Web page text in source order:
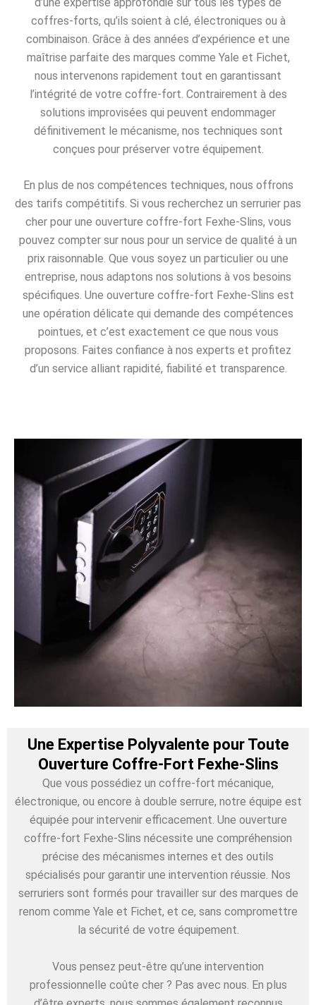
coffres-forts, qu’ils soient à clé, électroniques ou à
combinaison. Grâce à des années d’expérience et une
maîtrise parfaite des marques comme Yale et Fichet,
nous intervenons rapidement tout en garantissant
l’intégrité de votre coffre-fort. Contrairement à des
solutions improvisées qui peuvent endommager
définitivement le mécanisme, nos techniques sont
conçues pour préserver votre équipement.
En plus de nos compétences techniques, nous offrons
des tarifs compétitifs. Si vous recherchez un serrurier pas
cher pour une ouverture coffre-fort Fexhe-Slins, vous
pouvez compter sur nous pour un service de qualité à un
prix raisonnable. Que vous soyez un particulier ou une
entreprise, nous adaptons nos solutions à vos besoins
spécifiques. Une ouverture coffre-fort Fexhe-Slins est
une opération délicate qui demande des compétences
pointues, et c’est exactement ce que nous vous
proposons. Faites confiance à nos experts et profitez
d’un service alliant rapidité, fiabilité et transparence.
Une Expertise Polyvalente pour Toute
Ouverture Coffre-Fort Fexhe-Slins
Que vous possédiez un coffre-fort mécanique,
électronique, ou encore à double serrure, notre équipe est
équipée pour intervenir efficacement. Une ouverture
coffre-fort Fexhe-Slins nécessite une compréhension
précise des mécanismes internes et des outils
spécialisés pour garantir une intervention réussie. Nos
serruriers sont formés pour travailler sur des marques de
renom comme Yale et Fichet, et ce, sans compromettre
la sécurité de votre équipement.
Vous pensez peut-être qu’une intervention
professionnelle coûte cher ? Pas avec nous. En plus